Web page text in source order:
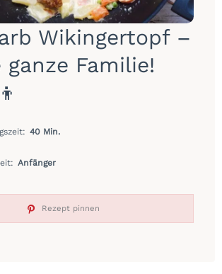
Wikingertopf –
Familie!
40 Min.
Anfänger
Rezept pinnen